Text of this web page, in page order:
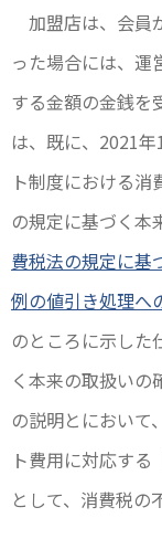
加盟店は、会員
った場合には、運
する金額の金銭を
は、既に、2021
ト制度における
の規定に基づく本
費税法の規定に基
例の値引き処理へ
のところに示し
く本来の取扱いの
の説明とにおいて
ト費用に対応する
として、消費税の